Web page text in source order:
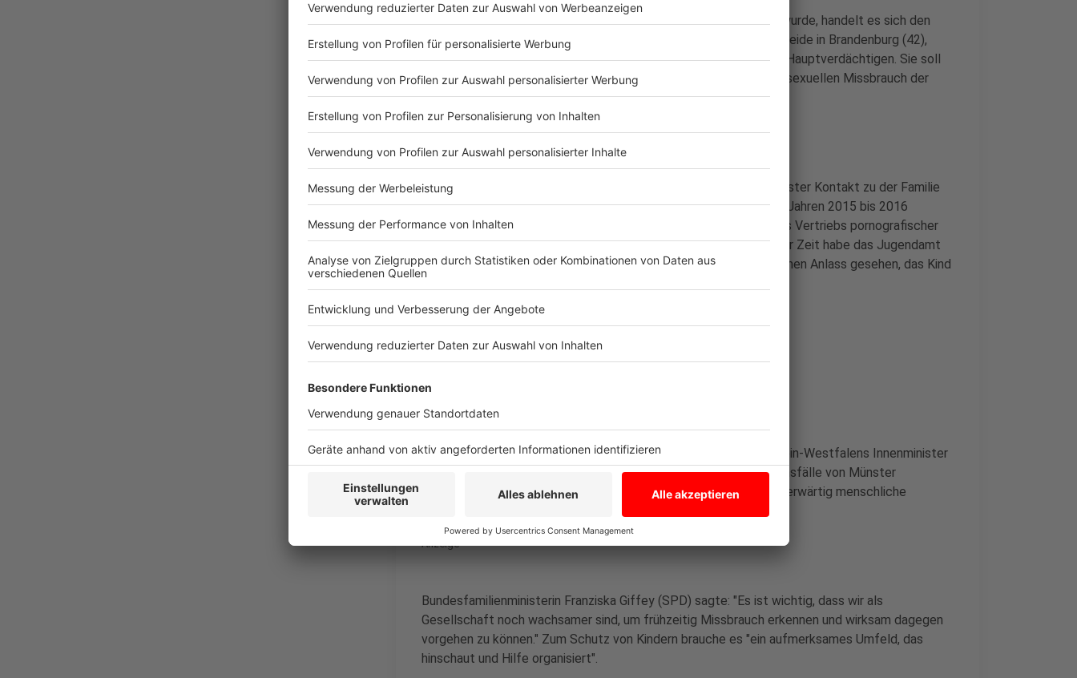
Bei den weiteren Beschuldigten, gegen die Haftbefehl erlassen wurde, handelt es sich den
Angaben zufolge um Männer aus Hannover (35 Jahre alt), Schorfheide in Brandenburg (42),
Kassel (43) und Köln (41) sowie um die 45 Jahre alte Mutter des Hauptverdächtigen. Sie soll
ihrem Sohn die Schlüssel für die Gartenlaube überlassen und den sexuellen Missbrauch der
Kinder in Kauf genommen haben.
Anzeige
Unterdessen wurde bekannt, dass das Jugendamt der Stadt Münster Kontakt zu der Familie
von einem der Opfer hatte. Die Familie sei den Behörden aus den Jahren 2015 bis 2016
bekannt, "weil der soziale Kindsvater wegen des Besitzes und des Vertriebs pornografischer
Daten aufgefallen war", teilte die Stadt am Samstag mit. In dieser Zeit habe das Jugendamt
Kontakt zu der Familie gehabt. 2015 habe das Familiengericht keinen Anlass gesehen, das Kind
Anzeige
Anzeige
Der Missbrauchsfall löste eine Welle der Bestürzung aus. Nordrhein-Westfalens Innenminister
Herbert Reul (CDU) sagte der dpa: "Diese furchtbaren Missbrauchsfälle von Münster
erschüttern mich zutiefst." Sie zeigten ein weiteres Mal, "wie widerwärtig menschliche
Anzeige
Bundesfamilienministerin Franziska Giffey (SPD) sagte: "Es ist wichtig, dass wir als
Gesellschaft noch wachsamer sind, um frühzeitig Missbrauch erkennen und wirksam dagegen
vorgehen zu können." Zum Schutz von Kindern brauche es "ein aufmerksames Umfeld, das
hinschaut und Hilfe organisiert".